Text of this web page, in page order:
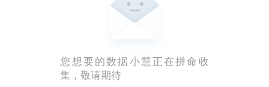
您想要的数据小慧正在拼命收
集，敬请期待